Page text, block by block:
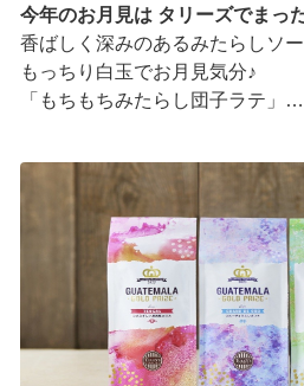
今年のお月見は タリーズでまっ
香ばしく深みのあるみたらしソ
もっちり白玉でお月見気分♪
「もちもちみたらし団子ラテ」
お月様をモチーフにした
まんまるベアフルも皆様のご来